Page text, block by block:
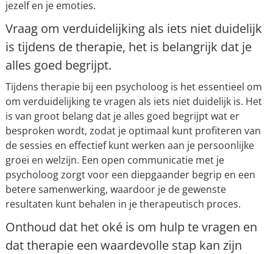
jezelf en je emoties.
Vraag om verduidelijking als iets niet duidelijk
is tijdens de therapie, het is belangrijk dat je
alles goed begrijpt.
Tijdens therapie bij een psycholoog is het essentieel om
om verduidelijking te vragen als iets niet duidelijk is. Het
is van groot belang dat je alles goed begrijpt wat er
besproken wordt, zodat je optimaal kunt profiteren van
de sessies en effectief kunt werken aan je persoonlijke
groei en welzijn. Een open communicatie met je
psycholoog zorgt voor een diepgaander begrip en een
betere samenwerking, waardoor je de gewenste
resultaten kunt behalen in je therapeutisch proces.
Onthoud dat het oké is om hulp te vragen en
dat therapie een waardevolle stap kan zijn